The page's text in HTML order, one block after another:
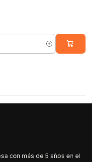
con más de 5 años en el